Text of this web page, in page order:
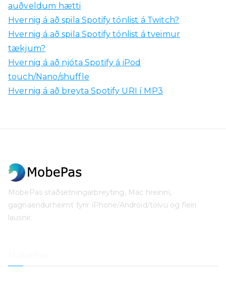
auðveldum hætti
Hvernig á að spila Spotify tónlist á Twitch?
Hvernig á að spila Spotify tónlist á tveimur
tækjum?
Hvernig á að njóta Spotify á iPod
touch/Nano/shuffle
Hvernig á að breyta Spotify URI í MP3
MobePas staðsetningarbreyting, Mac hreinni,
gagnaendurheimt fyrir iPhone/Android/tölvu og fleiri
lausnir.